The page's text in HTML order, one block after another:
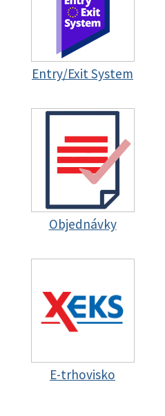
Entry/Exit System
Objednávky
E-trhovisko